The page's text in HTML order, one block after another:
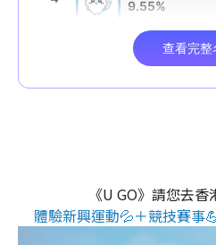
《U GO》請您去香
體驗新興運動💦＋競技賽事